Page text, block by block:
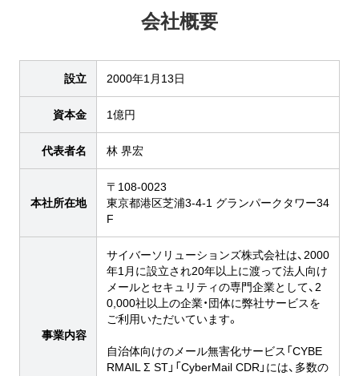
会社概要
設立 2000年1月13日
資本金 1億円
代表者名 林 界宏
本社所在地
〒108-0023
東京都港区芝浦3-4-1 グランパークタワー34
F
事業内容
サイバーソリューションズ株式会社は、2000
年1月に設立され20年以上に渡って法人向け
メールとセキュリティの専門企業として、2
0,000社以上の企業・団体に弊社サービスを
ご利用いただいています。
自治体向けのメール無害化サービス「CYBE
RMAIL Σ ST」「CyberMail CDR」には、多数の